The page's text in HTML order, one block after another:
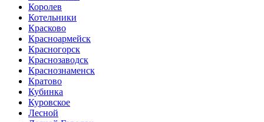
Королев
Котельники
Красково
Красноармейск
Красногорск
Краснозаводск
Краснознаменск
Кратово
Кубинка
Куровское
Лесной